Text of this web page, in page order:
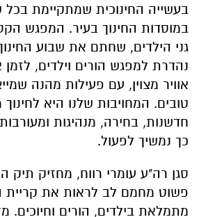
בעשייה החינוכית שמתקיימת בכל
במוסדות החינוך בעיר. המפגש
גני הילדים, שחתם את שבוע
נהדרת למפגש הורים וילדים, לזמן
אוויר מצוין, עם פעילות מהנה
טובים. המחויבות שלנו היא לחינוך
חדשנות, בחירה, מנהיגות
כך נמשיך לפעול.
סגן רה"ע עומרי רווח, מחזיק תיק
פשוט מחמם לב לראות את קריית
מתמלאת בילדים, הורים וחיוכים.